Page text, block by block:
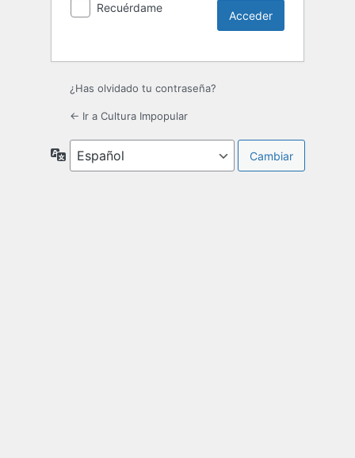
Recuérdame
¿Has olvidado tu contraseña?
← Ir a Cultura Impopular
Idioma